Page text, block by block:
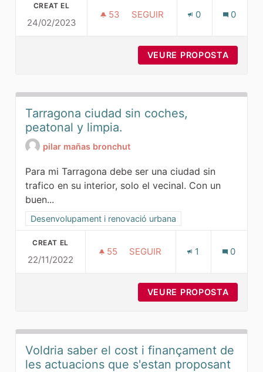
CREAT EL
24/02/2023
53 53 SEGUIDORES
SEGUIR 0 0
VEURE PROPOSTA
Tarragona ciudad sin coches,
peatonal y limpia.
pilar mañas bronchut
Para mi Tarragona debe ser una ciudad sin
trafico en su interior, solo el vecinal. Con un
buen...
Resultats al filtrar per la categoria: Desenvolupament i
Desenvolupament i renovació urbana
CREAT EL
22/11/2022
55 55 SEGUIDORES
SEGUIR 1 0
VEURE PROPOSTA
Voldria saber el cost i finançament de
les actuacions que s'estan proposant